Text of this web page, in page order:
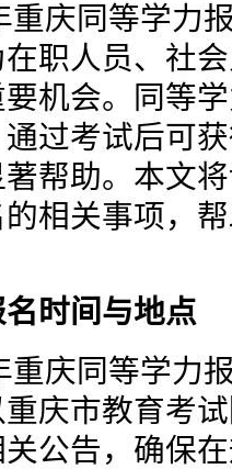
重庆同等学力
职人员、社
机会。同等
通过考试后可
著帮助。本文
的相关事项，
时间与地点
重庆同等学力
重庆市教育考
关公告，确保